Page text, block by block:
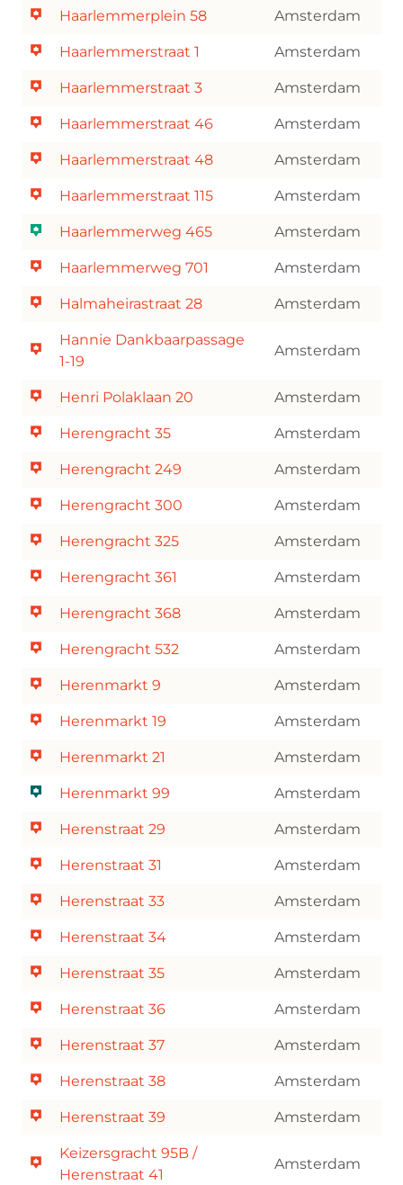
Haarlemmerplein 58 Amsterdam
Haarlemmerstraat 1 Amsterdam
Haarlemmerstraat 3 Amsterdam
Haarlemmerstraat 46 Amsterdam
Haarlemmerstraat 48 Amsterdam
Haarlemmerstraat 115 Amsterdam
Haarlemmerweg 465 Amsterdam
Haarlemmerweg 701 Amsterdam
Halmaheirastraat 28 Amsterdam
Hannie Dankbaarpassage
1-19
Amsterdam
Henri Polaklaan 20 Amsterdam
Herengracht 35 Amsterdam
Herengracht 249 Amsterdam
Herengracht 300 Amsterdam
Herengracht 325 Amsterdam
Herengracht 361 Amsterdam
Herengracht 368 Amsterdam
Herengracht 532 Amsterdam
Herenmarkt 9 Amsterdam
Herenmarkt 19 Amsterdam
Herenmarkt 21 Amsterdam
Herenmarkt 99 Amsterdam
Herenstraat 29 Amsterdam
Herenstraat 31 Amsterdam
Herenstraat 33 Amsterdam
Herenstraat 34 Amsterdam
Herenstraat 35 Amsterdam
Herenstraat 36 Amsterdam
Herenstraat 37 Amsterdam
Herenstraat 38 Amsterdam
Herenstraat 39 Amsterdam
Keizersgracht 95B /
Herenstraat 41
Amsterdam